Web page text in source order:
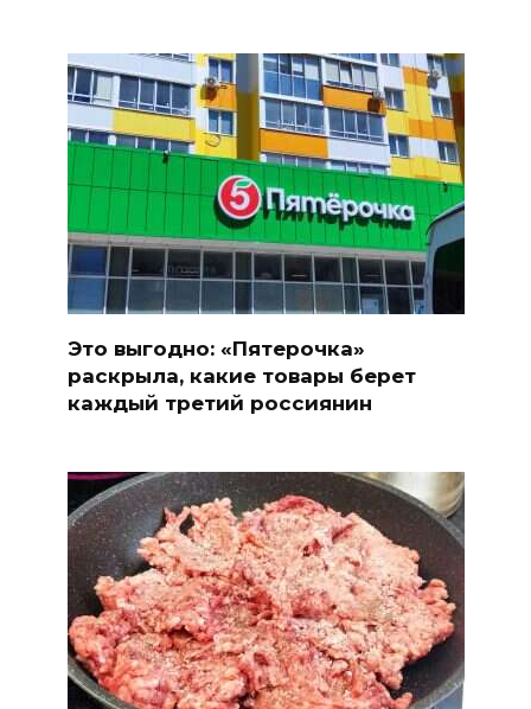
Это выгодно: «Пятерочка»
раскрыла, какие товары берет
каждый третий россиянин